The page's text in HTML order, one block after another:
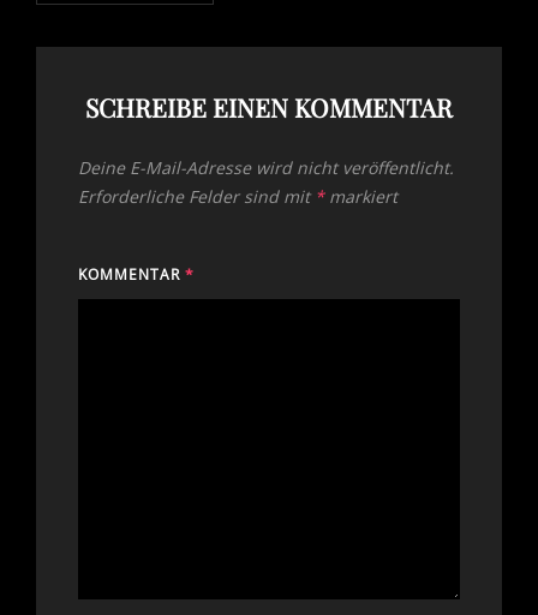
SCHREIBE EINEN KOMMENTAR
Deine E-Mail-Adresse wird nicht veröffentlicht.
Erforderliche Felder sind mit *markiert
KOMMENTAR *